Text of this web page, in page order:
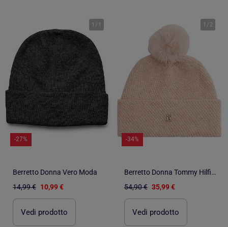
1 / 1
-27%
Berretto Donna Vero Moda
14,99 € 10,99 €
Vedi prodotto
1 / 2
-34%
Berretto Donna Tommy Hilfiger con Pompon
54,90 € 35,99 €
Vedi prodotto